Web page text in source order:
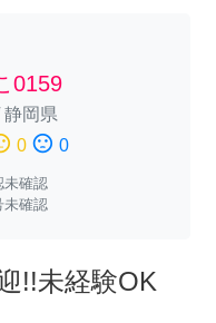
0159
静岡県
0 sentiment_dissatisfied 0
未確認
未確認
!!未経験OK